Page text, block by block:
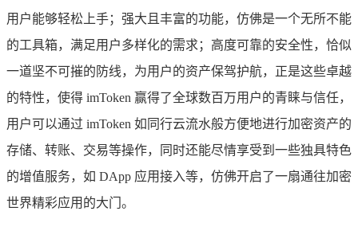
用户能够轻松上手；强大且丰富的功能，仿佛是一个无所不能
的工具箱，满足用户多样化的需求；高度可靠的安全性，恰似
一道坚不可摧的防线，为用户的资产保驾护航，正是这些卓越
的特性，使得 imToken 赢得了全球数百万用户的青睐与信任，
用户可以通过 imToken 如同行云流水般方便地进行加密资产的
存储、转账、交易等操作，同时还能尽情享受到一些独具特色
的增值服务，如 DApp 应用接入等，仿佛开启了一扇通往加密
世界精彩应用的大门。